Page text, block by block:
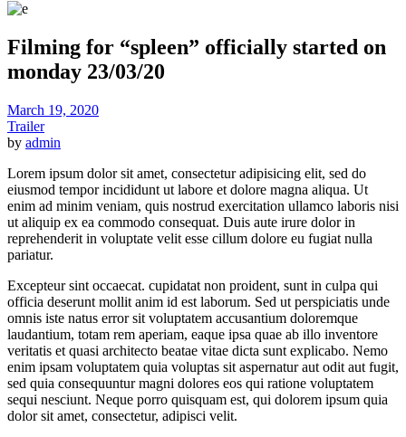
Filming for “spleen” officially started on
monday 23/03/20
March 19, 2020
Trailer
by admin
Lorem ipsum dolor sit amet, consectetur adipisicing elit, sed do
eiusmod tempor incididunt ut labore et dolore magna aliqua. Ut
enim ad minim veniam, quis nostrud exercitation ullamco laboris nisi
ut aliquip ex ea commodo consequat. Duis aute irure dolor in
reprehenderit in voluptate velit esse cillum dolore eu fugiat nulla
pariatur.
Excepteur sint occaecat. cupidatat non proident, sunt in culpa qui
officia deserunt mollit anim id est laborum. Sed ut perspiciatis unde
omnis iste natus error sit voluptatem accusantium doloremque
laudantium, totam rem aperiam, eaque ipsa quae ab illo inventore
veritatis et quasi architecto beatae vitae dicta sunt explicabo. Nemo
enim ipsam voluptatem quia voluptas sit aspernatur aut odit aut fugit,
sed quia consequuntur magni dolores eos qui ratione voluptatem
sequi nesciunt. Neque porro quisquam est, qui dolorem ipsum quia
dolor sit amet, consectetur, adipisci velit.